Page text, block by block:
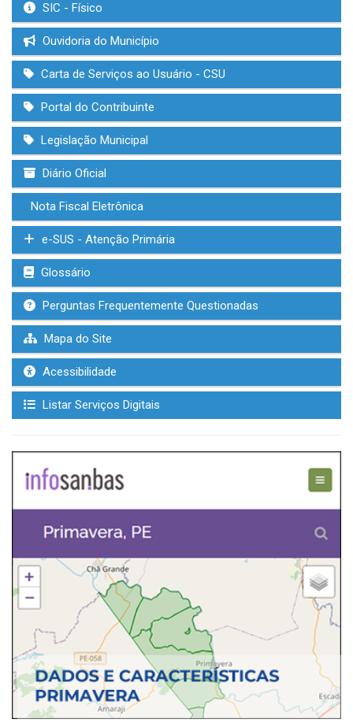
SIC - Físico
Ouvidoria do Município
Carta de Serviços ao Usuário - CSU
Portal do Contribuinte
Legislação Municipal
Diário Oficial
Nota Fiscal Eletrônica
e-SUS - Atenção Primária
Glossário
Perguntas Frequentemente Questionadas
Mapa do Site
Acessibilidade
Listar Serviços Digitais